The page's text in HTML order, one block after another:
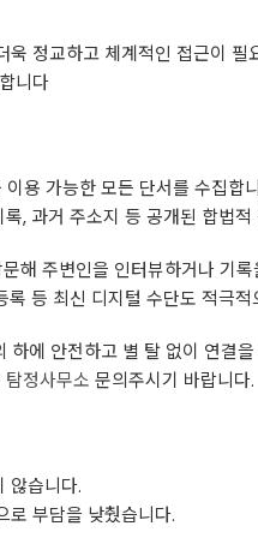
정교하고 체계적인 접근이 필
니다
용 가능한 모든 단서를 수집합
, 과거 주소지 등 공개된 합법
해 주변인을 인터뷰하거나 기록
등 최신 디지털 수단도 적극적
에 안전하고 별 탈 없이 연결
탐정사무소 문의주시기 바랍니다.
않습니다.
로 부담을 낮췄습니다.